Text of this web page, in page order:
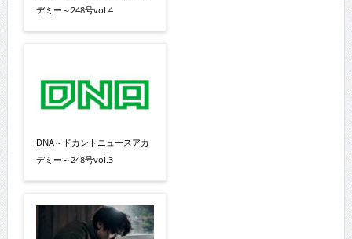
デミー～248号vol.4
DNA～ドカントニュースアカ
デミー～248号vol.3